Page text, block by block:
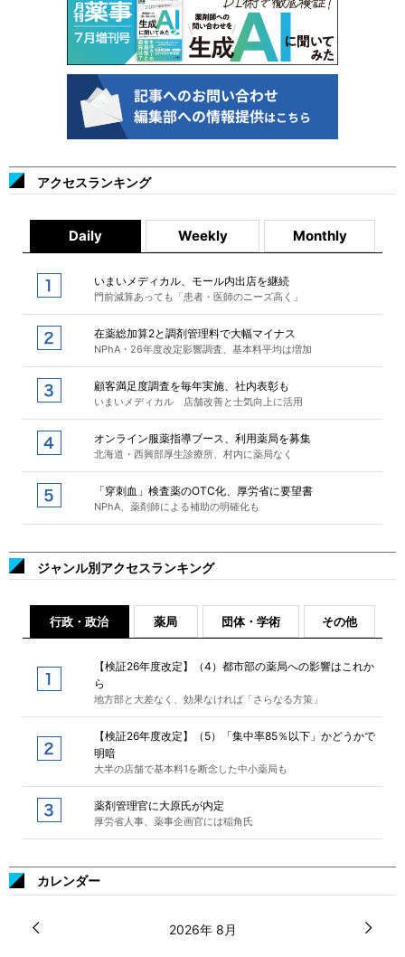
アクセスランキング
Daily Weekly Monthly
いまいメディカル、モール内出店を継続
門前減算あっても「患者・医師のニーズ高く」
在薬総加算2と調剤管理料で大幅マイナス
NPhA・26年度改定影響調査、基本料平均は増加
顧客満足度調査を毎年実施、社内表彰も
いまいメディカル 店舗改善と士気向上に活用
オンライン服薬指導ブース、利用薬局を募集
北海道・西興部厚生診療所、村内に薬局なく
「穿刺血」検査薬のOTC化、厚労省に要望書
NPhA、薬剤師による補助の明確化も
ジャンル別アクセスランキング
行政・政治 薬局 団体・学術 その他
【検証26年度改定】（4）都市部の薬局への影響はこれか
ら
地方部と大差なく、効果なければ「さらなる方策」
【検証26年度改定】（5）「集中率85％以下」かどうかで
明暗
大半の店舗で基本料1を断念した中小薬局も
薬剤管理官に大原氏が内定
厚労省人事、薬事企画官には稲角氏
カレンダー
2026年 8月